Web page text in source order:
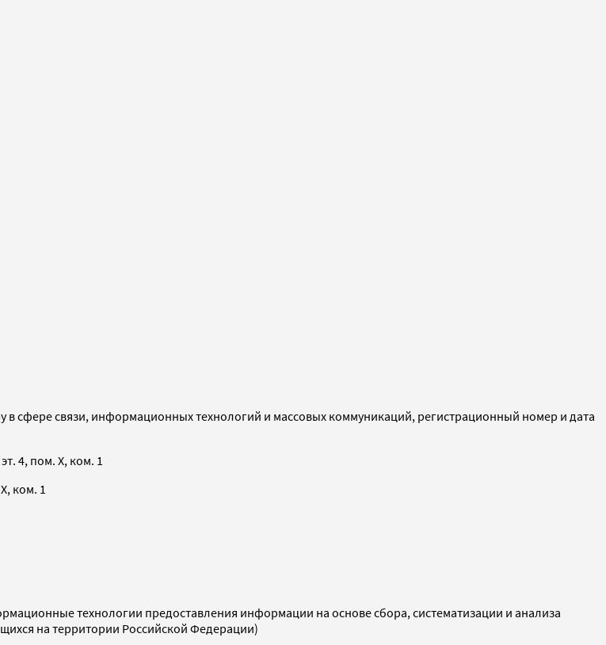
в сфере связи, информационных технологий и массовых коммуникаций, регистрационный номер и дата
4, пом. X, ком. 1
ком. 1
технологии предоставления информации на основе сбора, систематизации и анализа
на территории Российской Федерации)